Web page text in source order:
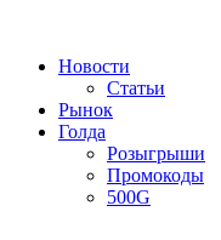
Новости
Статьи
Рынок
Голда
Розыгрыши
Промокоды
500G